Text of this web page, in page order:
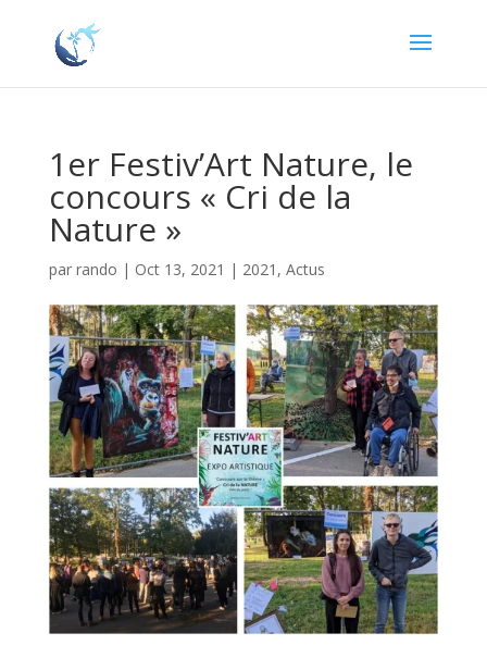
1er Festiv’Art Nature, le
concours « Cri de la
Nature »
par rando | Oct 13, 2021 | 2021 , Actus